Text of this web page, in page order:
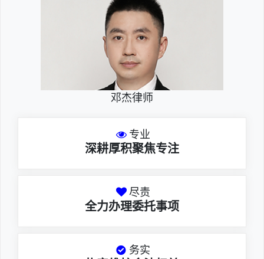
邓杰律师
专业
深耕厚积聚焦专注
尽责
全力办理委托事项
务实